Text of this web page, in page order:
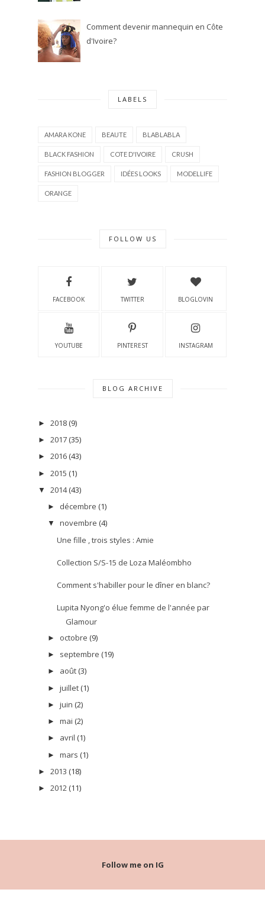
Comment devenir mannequin en Côte
d'Ivoire?
LABELS
AMARA KONE BEAUTE BLABLABLA
BLACK FASHION COTE D'IVOIRE CRUSH
FASHION BLOGGER IDÉES LOOKS MODELLIFE
ORANGE
FOLLOW US
FACEBOOK TWITTER BLOGLOVIN
YOUTUBE PINTEREST INSTAGRAM
BLOG ARCHIVE
► 2018 (9)
► 2017 (35)
► 2016 (43)
► 2015 (1)
▼ 2014 (43)
► décembre (1)
▼ novembre (4)
Une fille , trois styles : Amie
Collection S/S-15 de Loza Maléombho
Comment s'habiller pour le dîner en blanc?
Lupita Nyong'o élue femme de l'année par
Glamour
► octobre (9)
► septembre (19)
► août (3)
► juillet (1)
► juin (2)
► mai (2)
► avril (1)
► mars (1)
► 2013 (18)
► 2012 (11)
Follow me on IG